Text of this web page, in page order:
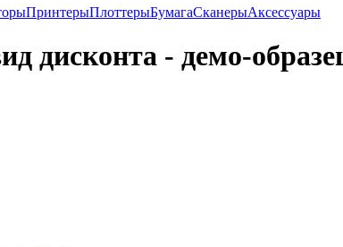
ПринтерыПлоттерыБумагаСканерыАксессуары
дисконта - демо-